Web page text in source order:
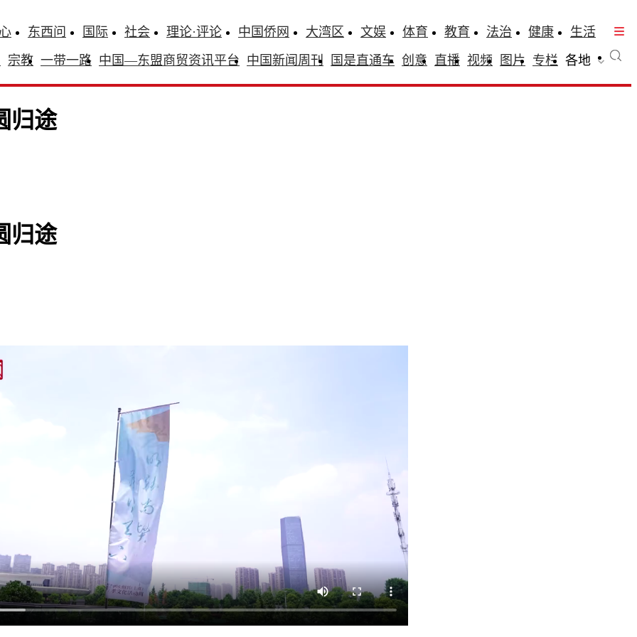
东西问 国际 社会 理论·评论 中国侨网 大湾区 文娱 体育 教育 法治 健康
生活
宗教 一带一路 中国—东盟商贸资讯平台 中国新闻周刊 国是直通车 创意 直播 视频 图片 专栏 各地
归途
归途